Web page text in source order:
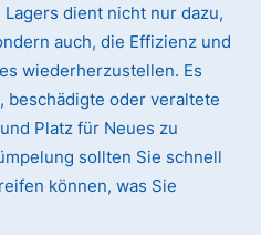
dient nicht nur dazu,
auch, die Effizienz und
wiederherzustellen. Es
beschädigte oder veraltete
Platz für Neues zu
sollten Sie schnell
können, was Sie